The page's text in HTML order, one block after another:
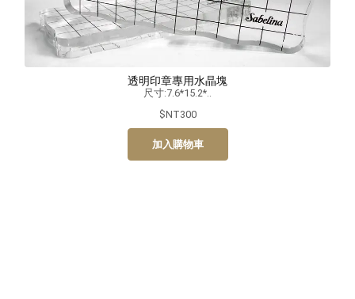
透明印章專用水晶塊
尺寸:7.6*15.2*..
$NT300
加入購物車